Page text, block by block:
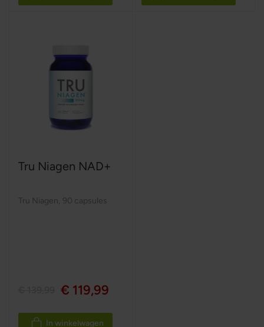
Tru Niagen NAD+
Tru Niagen 90 capsules
€ 119,99
In winkelwagen